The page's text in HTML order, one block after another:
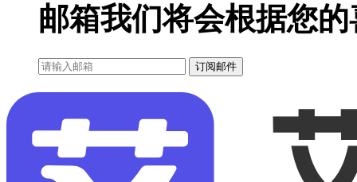
邮箱我们将会根据您
订阅邮件